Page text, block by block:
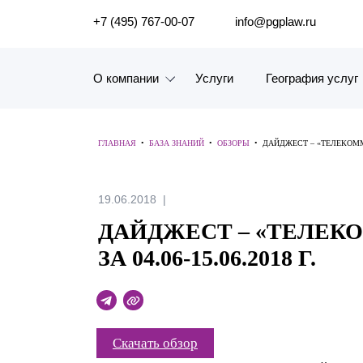
ПОИСК ПО САЙТУ
+7 (495) 767-00-07 info@pgplaw.ru
О компании
Наш опыт
Рейтинги, Награды, Цифры
Карьера
История компании
Услуги География услуг
ГЛАВНАЯ • БАЗА ЗНАНИЙ • ОБЗОРЫ • ДАЙДЖЕСТ –
19.06.2018
ДАЙДЖЕСТ –
ЗА 04.06-15.06.2018 Г.
Скачать обзор